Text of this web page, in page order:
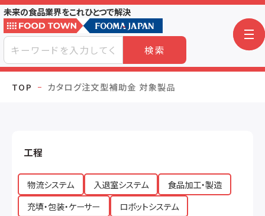
未来の食品業界をこれひとつで解決
検索
TOP カタログ注文型補助金 対象製品
工程
物流システム 入退室システム
食品加工・製造
充填・包装・ケーサー
ロボットシステム